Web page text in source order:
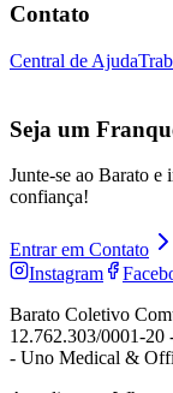
Contato
Central de Ajuda
Seja um
Junte-se ao Barato e
confiança!
Entrar em Contato
Instagram
Barato Coletivo
12.762.303/0001-20
- Uno Medical &